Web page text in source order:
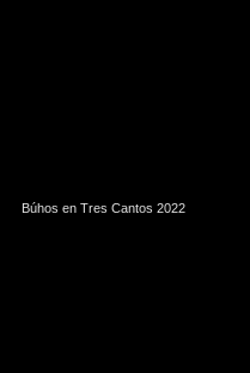
Búhos en Tres Cantos 2022